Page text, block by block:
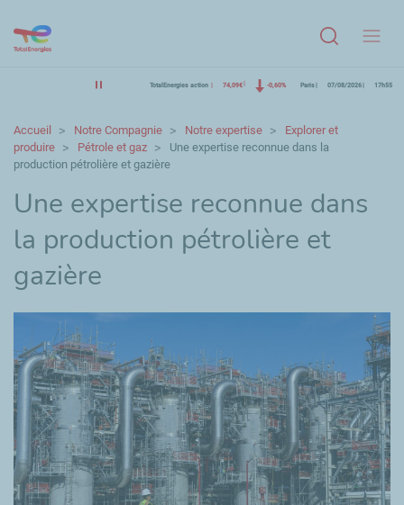
TotalEnergies action 74,09€ -0,60% Paris 07/08/2026 17h55
Accueil Notre Compagnie Notre expertise
Explorer et
produire
Pétrole et gaz
Une expertise reconnue dans la
production pétrolière et gazière
Une expertise reconnue dans
la production pétrolière et
gazière